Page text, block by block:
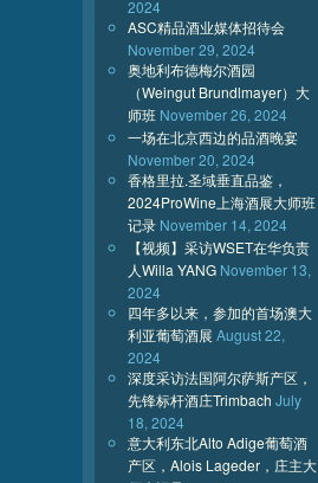
2024
ASC精品酒业媒体招待会
November 29, 2024
奥地利布德梅尔酒园
（Weingut Brundlmayer）大
师班 November 26, 2024
一场在北京西边的品酒晚宴
November 20, 2024
香格里拉.圣域垂直品鉴，
2024ProWine上海酒展大师班
记录 November 14, 2024
【视频】采访WSET在华负责
人Willa YANG November 13,
2024
四年多以来，参加的首场澳大
利亚葡萄酒展 August 22,
2024
深度采访法国阿尔萨斯产区，
先锋标杆酒庄Trimbach July
18, 2024
意大利东北Alto Adige葡萄酒
产区，Alois Lageder，庄主大